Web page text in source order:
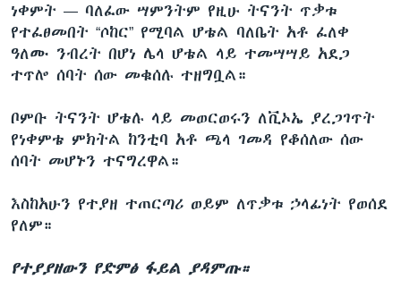
ነቀምት — ባለፈው ሣምንትም የዚሁ ትናንት ጥቃቱ
የተፈፀመበት “ሶከር” የሚባል ሆቴል ባለቤት አቶ ፈለቀ
ዓለሙ ንብረት በሆነ ሌላ ሆቴል ላይ ተመሣሣይ አደጋ
ተጥሎ ሰባት ሰው መቁሰሉ ተዘግቧል።
ቦምቡ ትናንት ሆቴሉ ላይ መወርወሩን ለቪኦኤ ያረጋገጥት
የነቀምቴ ምክትል ከንቲባ አቶ ጫላ ገመዳ የቆሰለው ሰው
ሰባት መሆኑን ተናግረዋል።
እስከአሁን የተያዘ ተጠርጣሪ ወይም ለጥቃቱ ኃላፊነት የወሰደ
የለም።
የተያያዘውን የድምፅ ፋይል ያዳምጡ።